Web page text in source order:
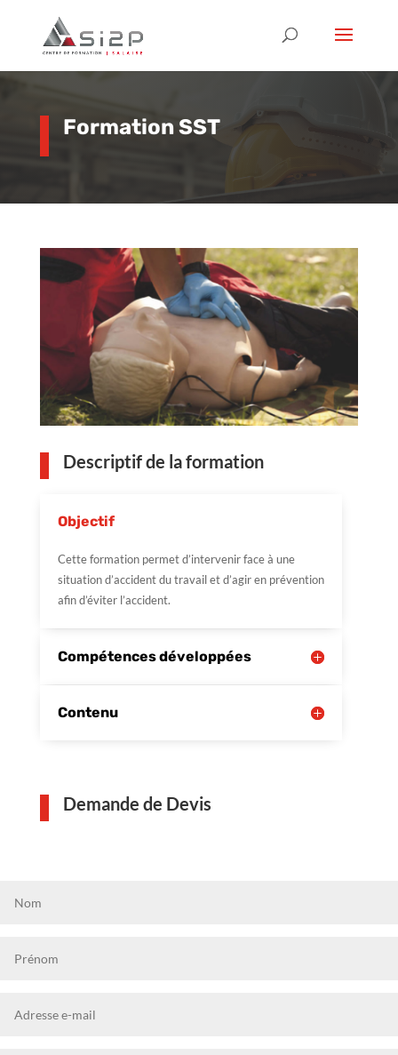
Formation SST
Descriptif de la formation
Objectif
Cette formation permet d’intervenir face à une
situation d’accident du travail et d’agir en prévention
afin d’éviter l’accident.
Compétences développées
Contenu
Demande de Devis